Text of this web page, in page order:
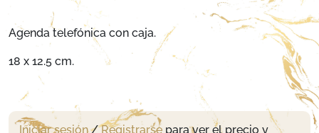
Agenda telefónica con caja.
18 x 12.5 cm.
Iniciar sesión/Registrarse para ver el precio y